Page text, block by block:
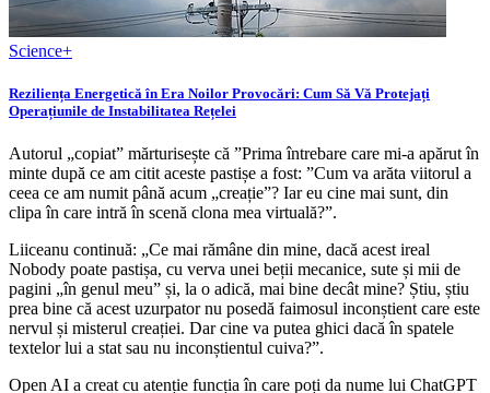
Science+
Reziliența Energetică în Era Noilor Provocări: Cum Să Vă Protejați
Operațiunile de Instabilitatea Rețelei
Autorul „copiat” mărturisește că ”Prima întrebare care mi-a apărut în
minte după ce am citit aceste pastișe a fost: ”Cum va arăta viitorul a
ceea ce am numit până acum „creație”? Iar eu cine mai sunt, din
clipa în care intră în scenă clona mea virtuală?”.
Liiceanu continuă: „Ce mai rămâne din mine, dacă acest ireal
Nobody poate pastișa, cu verva unei beții mecanice, sute și mii de
pagini „în genul meu” și, la o adică, mai bine decât mine? Știu, știu
prea bine că acest uzurpator nu posedă faimosul inconștient care este
nervul și misterul creației. Dar cine va putea ghici dacă în spatele
textelor lui a stat sau nu inconștientul cuiva?”.
Open AI a creat cu atenție funcția în care poți da nume lui ChatGPT